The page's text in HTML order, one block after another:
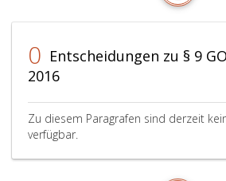
0 Entscheidungen zu § 9
2016
Zu diesem Paragrafen sind derzeit
verfügbar.